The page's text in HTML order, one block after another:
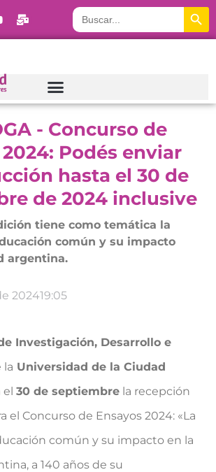
Buscar:
- Concurso de
Podés enviar
hasta el 30 de
de 2024 inclusive
tiene como temática la
común y su impacto
argentina.
202419:05
Investigación, Desarrollo e
la Universidad de la Ciudad
el 30 de septiembre la recepción
el Concurso de Ensayos 2024: «La
común y su impacto en la
a 140 años de su